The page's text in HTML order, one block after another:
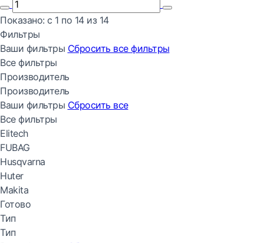
Показано: с 1 по 14из 14
Фильтры
Ваши фильтры Сбросить все фильтры
Все фильтры
Производитель
Производитель
Ваши фильтры Сбросить все
Все фильтры
Elitech
FUBAG
Husqvarna
Huter
Makita
Готово
Тип
Тип